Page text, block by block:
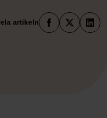
artikeln X